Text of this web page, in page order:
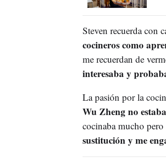
Steven recuerda con
cocineros como
me recuerdan de
interesaba y
La pasión por la
Wu Zheng no
cocinaba mucho
sustitución y me